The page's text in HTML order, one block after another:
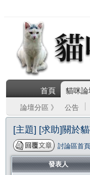
首頁 貓咪論
論壇分區 》 公告
[主題] [求助]關於
討論區首頁
發表人